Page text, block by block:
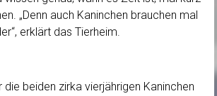
„Denn auch Kaninchen brauchen mal
erklärt das Tierheim.
die beiden zirka vierjährigen Kaninchen